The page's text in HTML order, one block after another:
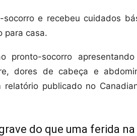
e recebeu cuidados
para casa.
socorro apresentando
dores de cabeça e
publicado no
do que uma ferida na